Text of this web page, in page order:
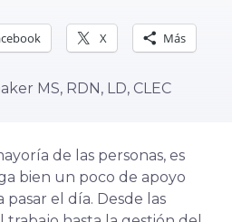
X Más
MS, RDN, LD, CLEC
de las personas, es
bien un poco de apoyo
el día. Desde las